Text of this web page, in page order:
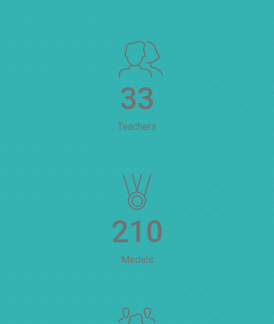
33
Teachers
210
Medals